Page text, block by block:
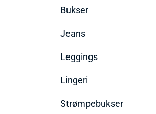
Bukser
Jeans
Leggings
Lingeri
Strømpebukser